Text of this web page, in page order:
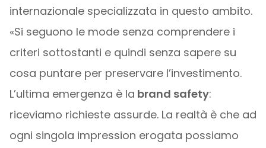
internazionale specializzata in questo ambito.
«Si seguono le mode senza comprendere i
criteri sottostanti e quindi senza sapere su
cosa puntare per preservare l’investimento.
L’ultima emergenza è la brand safety:
riceviamo richieste assurde. La realtà è che ad
ogni singola impression erogata possiamo